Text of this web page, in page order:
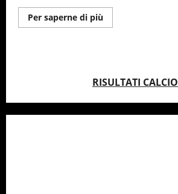
mister
Santamaria
Per saperne di piùMaggiori
informazioni
nuove
idee”…
La
e
RISULTATI CALCIO